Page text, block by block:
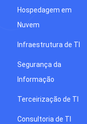
Hospedagem em
Nuvem
Infraestrutura de TI
Segurança da
Informação
Terceirização de TI
Consultoria de TI